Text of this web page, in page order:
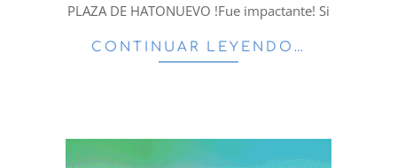
PLAZA DE HATONUEVO !Fue impactante! Si
CONTINUAR LEYENDO…